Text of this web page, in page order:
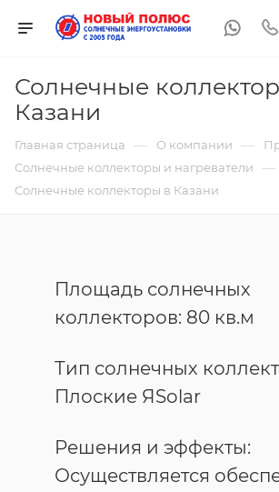
Солнечные
Казани
Главная страница — О компании —
Солнечные коллекторы и нагреватели —
Солнечные коллекторы в Казани
Площадь солнечных
коллекторов: 80 кв.м
Тип солнечных
Плоские ЯSolar
Решения и эффекты:
Осуществляется